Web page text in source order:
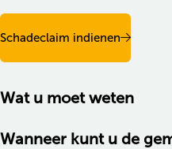
Schadeclaim indienen
Wat u moet weten
Wanneer kunt u de